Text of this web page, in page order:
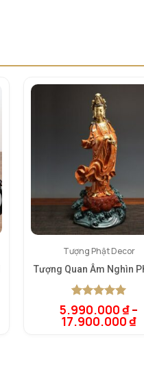
Tượng Phật Decor
Tượng Quan Âm Nghìn
5.00trên 5
dựa trên
1
đánh giá
5.990.000₫–
17.900.000₫